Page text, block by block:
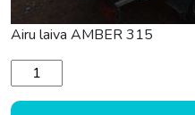
Airu laiva AMBER 315
Количество товара